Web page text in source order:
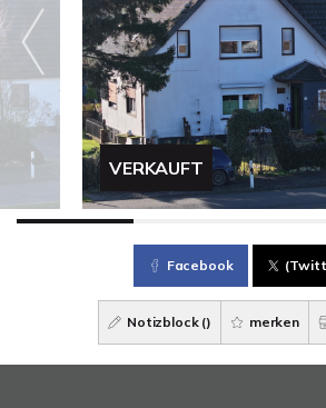
VERKAUFT
Facebook
Notizblock () merken